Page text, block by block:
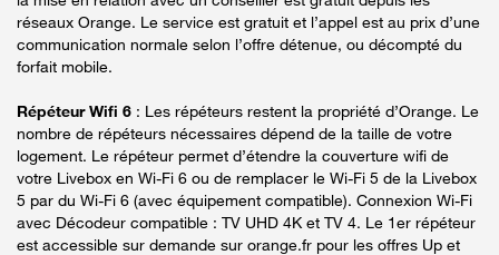
réseaux Orange. Le service est gratuit et l’appel est au prix d’une
communication normale selon l’offre détenue, ou décompté du
forfait mobile.
Répéteur Wifi 6 : Les répéteurs restent la propriété d’Orange. Le
nombre de répéteurs nécessaires dépend de la taille de votre
logement. Le répéteur permet d’étendre la couverture wifi de
votre Livebox en Wi-Fi 6 ou de remplacer le Wi-Fi 5 de la Livebox
5 par du Wi-Fi 6 (avec équipement compatible). Connexion Wi-Fi
avec Décodeur compatible : TV UHD 4K et TV 4. Le 1er répéteur
est accessible sur demande sur orange.fr pour les offres Up et